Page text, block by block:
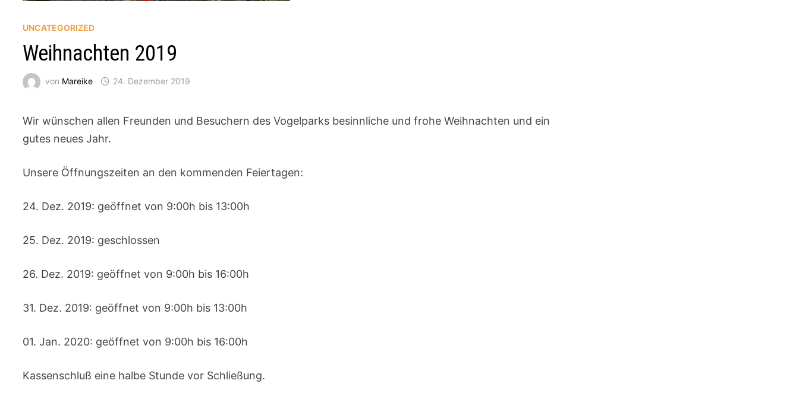
UNCATEGORIZED
Weihnachten 2019
von Mareike 24. Dezember 2019
Wir wünschen allen Freunden und Besuchern des Vogelparks besinnliche und frohe Weihnachten und ein
gutes neues Jahr.
Unsere Öffnungszeiten an den kommenden Feiertagen:
24. Dez. 2019: geöffnet von 9:00h bis 13:00h
25. Dez. 2019: geschlossen
26. Dez. 2019: geöffnet von 9:00h bis 16:00h
31. Dez. 2019: geöffnet von 9:00h bis 13:00h
01. Jan. 2020: geöffnet von 9:00h bis 16:00h
Kassenschluß eine halbe Stunde vor Schließung.